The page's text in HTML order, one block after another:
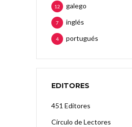
galego
12
inglés
7
portugués
4
EDITORES
451 Editores
Círculo de Lectores